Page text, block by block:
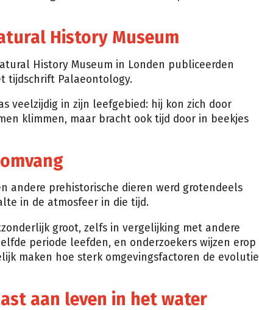
History Museum
History Museum in Londen publiceerden
tijdschrift Palaeontology.
veelzijdig in zijn leefgebied: hij kon zich door
klimmen, maar bracht ook tijd door in beekjes
andere prehistorische dieren werd grotendeels
in de atmosfeer in die tijd.
groot, zelfs in vergelijking met andere
periode leefden, en onderzoekers wijzen erop
maken hoe sterk omgevingsfactoren de evolutie
aan leven in het water